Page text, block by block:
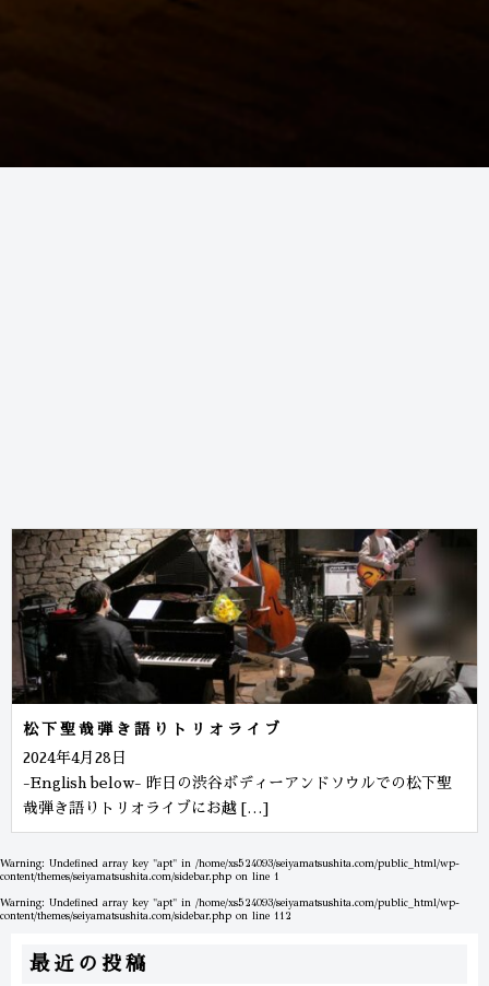
松下聖哉弾き語りトリオライブ
2024年4月28日
-English below- 昨日の渋谷ボディーアンドソウルでの松下聖
哉弾き語りトリオライブにお越 […]
Warning: Undefined array key "apt" in /home/xs524093/seiyamatsushita.com/public_html/wp-
content/themes/seiyamatsushita.com/sidebar.php on line 1
Warning: Undefined array key "apt" in /home/xs524093/seiyamatsushita.com/public_html/wp-
content/themes/seiyamatsushita.com/sidebar.php on line 112
最近の投稿